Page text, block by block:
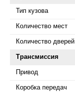
Тип кузова
Количество мест
Количество дверей
Трансмиссия
Привод
Коробка передач